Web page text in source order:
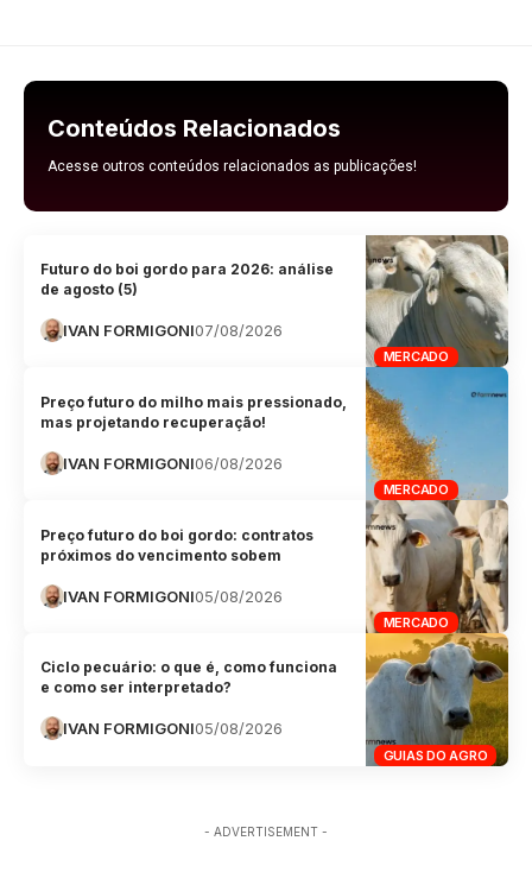
Conteúdos Relacionados
Acesse outros conteúdos relacionados as publicações!
MERCADO
Futuro do boi gordo para 2026: análise
de agosto (5)
IVAN FORMIGONI07/08/2026
MERCADO
Preço futuro do milho mais pressionado,
mas projetando recuperação!
IVAN FORMIGONI06/08/2026
MERCADO
Preço futuro do boi gordo: contratos
próximos do vencimento sobem
IVAN FORMIGONI05/08/2026
GUIAS DO AGRO
Ciclo pecuário: o que é, como funciona
e como ser interpretado?
IVAN FORMIGONI05/08/2026
- ADVERTISEMENT -